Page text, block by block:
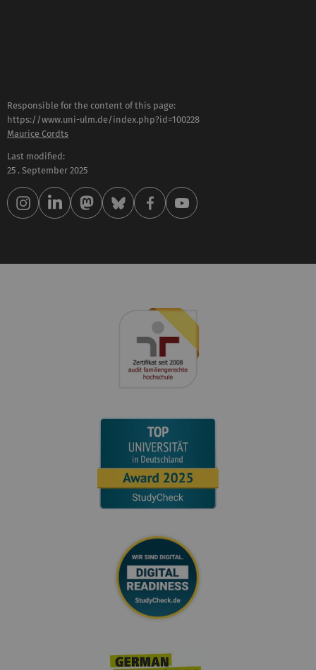
Responsible for the content of this page:
https://www.uni-ulm.de/index.php?id=100228
Maurice Cordts
Last modified:
25 . September 2025